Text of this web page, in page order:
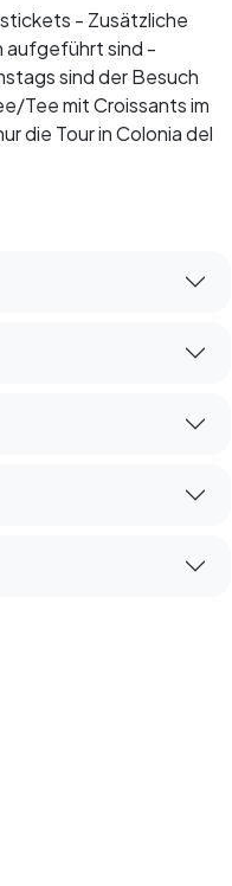
- Zusätzliche
aufgeführt sind -
sind der Besuch
Tee mit Croissants im
die Tour in Colonia del